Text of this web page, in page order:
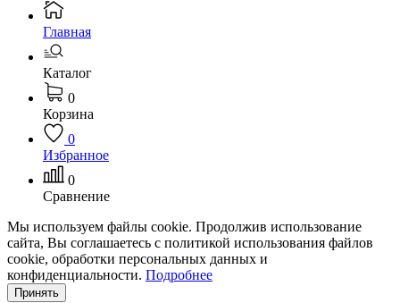
Главная
Каталог
0
Корзина
0
Избранное
0
Сравнение
Мы используем файлы cookie. Продолжив использование
сайта, Вы соглашаетесь с политикой использования файлов
cookie, обработки персональных данных и
конфиденциальности. Подробнее
Принять